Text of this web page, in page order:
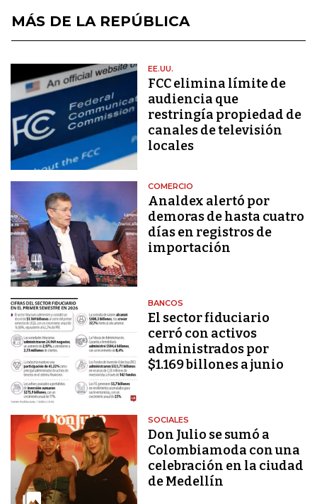
MÁS DE LA REPÚBLICA
EE.UU.
FCC elimina límite de
audiencia que
restringía propiedad de
canales de televisión
locales
COMERCIO
Analdex alertó por
demoras de hasta cuatro
días en registros de
importación
BANCOS
El sector fiduciario
cerró con activos
administrados por
$1.169 billones a junio
SOCIALES
Don Julio se sumó a
Colombiamoda con una
celebración en la ciudad
de Medellín